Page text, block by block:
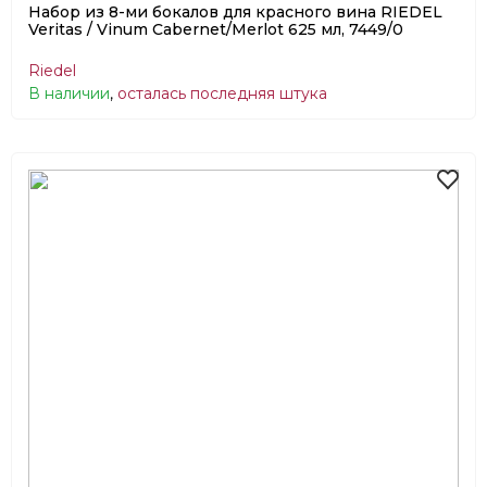
Набор из 8-ми бокалов для красного вина RIEDEL
Veritas / Vinum Cabernet/Merlot 625 мл, 7449/0
Riedel
В наличии, осталась последняя штука